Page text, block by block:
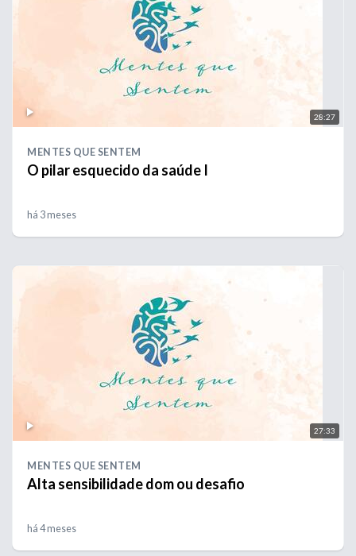
28:27
MENTES QUE SENTEM
O pilar esquecido da saúde I
há 3 meses
27:33
MENTES QUE SENTEM
Alta sensibilidade dom ou desafio
há 4 meses